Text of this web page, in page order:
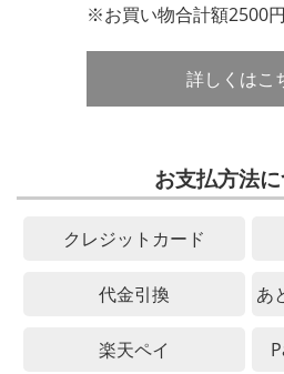
※お買い物合計額2500
詳しくはこ
お支払方法
クレジットカード
代金引換 あ
楽天ペイ